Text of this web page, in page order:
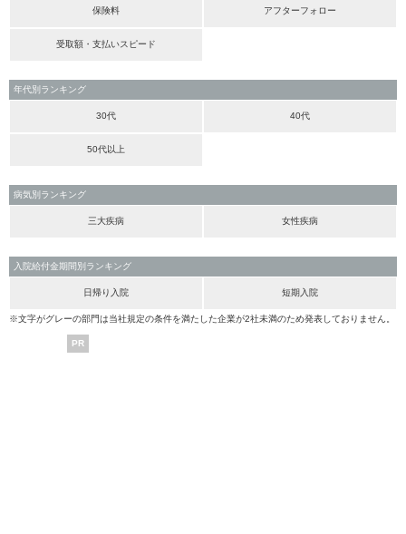
保険料 アフターフォロー
受取額・支払いスピード
年代別ランキング
30代 40代
50代以上
病気別ランキング
三大疾病 女性疾病
入院給付金期間別ランキング
日帰り入院 短期入院
※文字がグレーの部門は当社規定の条件を満たした企業が2社未満のため発表しておりません。
PR